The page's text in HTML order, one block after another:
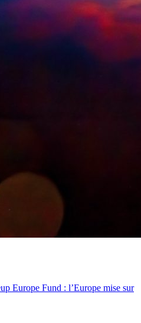
Europe Fund : l’Europe mise sur